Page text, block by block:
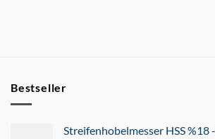
Bestseller
Streifenhobelmesser HSS %18